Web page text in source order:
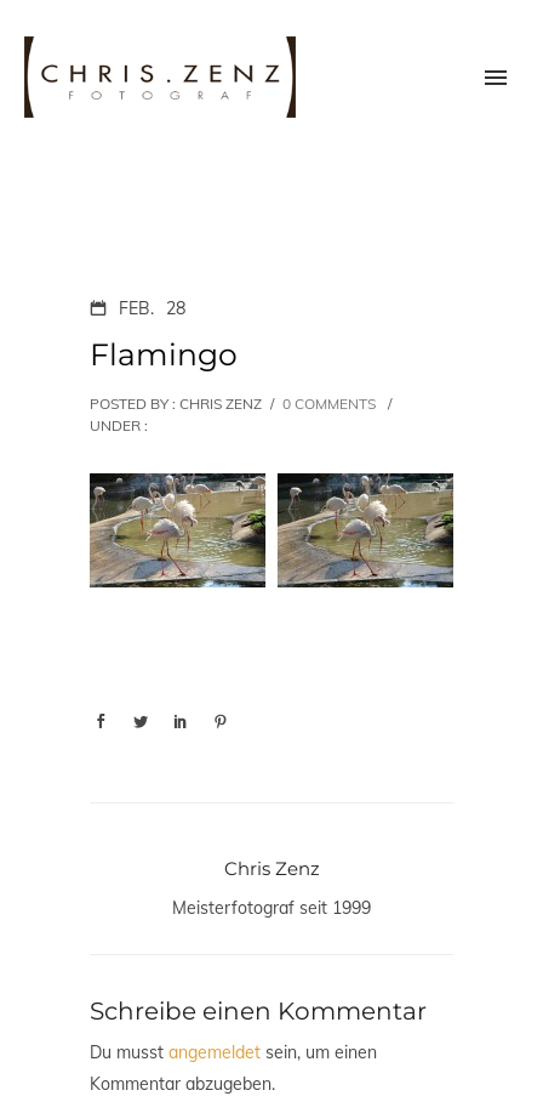
FEB. 28
Flamingo
POSTED BY : CHRIS ZENZ / 0 COMMENTS
/
UNDER :
Chris Zenz
Meisterfotograf seit 1999
Schreibe einen Kommentar
Du musst angemeldet sein, um einen
Kommentar abzugeben.